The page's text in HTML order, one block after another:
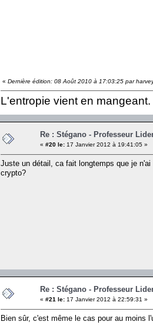
« Dernière édition: 08 Août 2010 à 17:03:25 par
L'entropie vient en mangeant.
Re : Stégano - Professeur
« #20 le: 17 Janvier 2012 à 19:41:05 »
Juste un détail, ca fait longtemps que je
crypto?
Re : Stégano - Professeur
« #21 le: 17 Janvier 2012 à 22:59:31 »
Bien sûr, c'est même le cas pour au moins